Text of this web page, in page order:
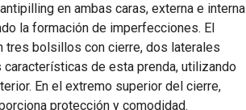
en ambas caras, externa e interna
la formación de imperfecciones. El
tres bolsillos con cierre, dos laterales
de esta prenda, utilizando
En el extremo superior del cierre,
protección y comodidad.